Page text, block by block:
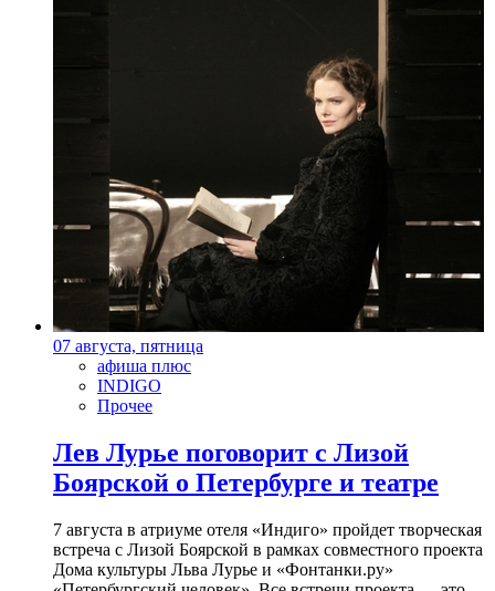
07 августа, пятница
афиша плюс
INDIGO
Прочее
Лев Лурье поговорит с Лизой
Боярской о Петербурге и театре
7 августа в атриуме отеля «Индиго» пройдет творческая
встреча с Лизой Боярской в рамках совместного проекта
Дома культуры Льва Лурье и «Фонтанки.ру»